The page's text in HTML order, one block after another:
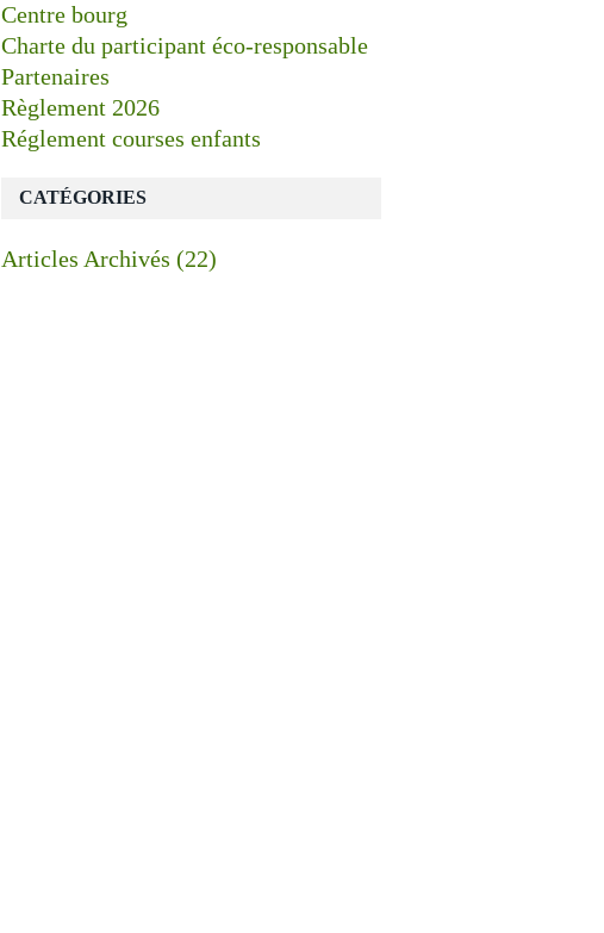
Centre bourg
Charte du participant éco-responsable
Partenaires
Règlement 2026
Réglement courses enfants
CATÉGORIES
Articles Archivés (22)